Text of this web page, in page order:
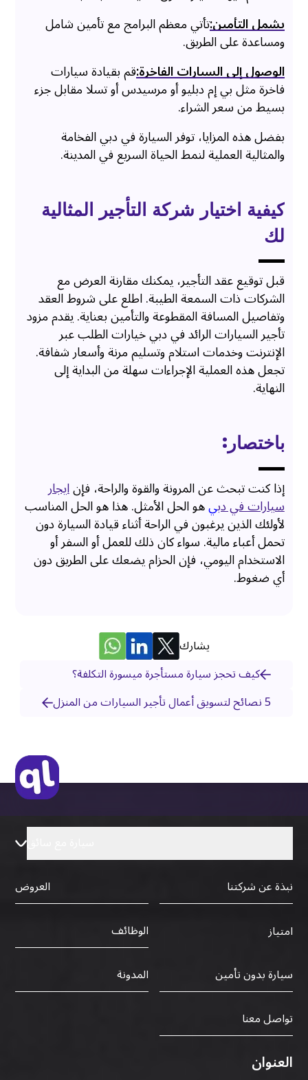
يشمل التأمين:تأتي معظم البرامج مع تأمين شامل
ومساعدة على الطريق.
الوصول إلى السيارات الفاخرة:قم بقيادة سيارات
فاخرة مثل بي إم دبليو أو مرسيدس أو تسلا مقابل جزء
بسيط من سعر الشراء.
بفضل هذه المزايا، توفر السيارة في دبي الفخامة
والمثالية العملية لنمط الحياة السريع في المدينة.
كيفية اختيار شركة التأجير المثالية
لك
قبل توقيع عقد التأجير، يمكنك مقارنة العرض مع
الشركات ذات السمعة الطيبة. اطلع على شروط العقد
وتفاصيل المسافة المقطوعة والتأمين بعناية. يقدم مزود
تأجير السيارات الرائد في دبي خيارات الطلب عبر
الإنترنت وخدمات استلام وتسليم مرنة وأسعار شفافة.
تجعل هذه العملية الإجراءات سهلة من البداية إلى
النهاية.
باختصار:
إذا كنت تبحث عن المرونة والقوة والراحة، فإنايجار
سيارات في دبيهو الحل الأمثل. هذا هو الحل المناسب
لأولئك الذين يرغبون في الراحة أثناء قيادة السيارة دون
تحمل أعباء مالية. سواء كان ذلك للعمل أو السفر أو
الاستخدام اليومي، فإن الحزام يضعك على الطريق دون
أي ضغوط.
يشارك
كيف تحجز سيارة مستأجرة ميسورة التكلفة؟
5 نصائح لتسويق أعمال تأجير السيارات من المنزل
نبذة عن شركتنا
العروض
امتياز
الوظائف
سيارة بدون تأمين
المدونة
تواصل معنا
العنوان